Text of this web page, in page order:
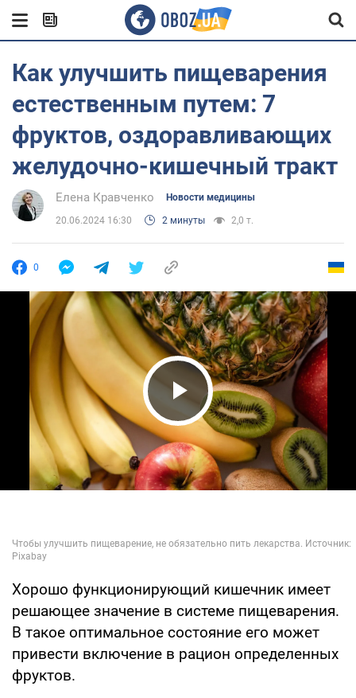
Как улучшить пищеварения
естественным путем: 7
фруктов, оздоравливающих
желудочно-кишечный тракт
Елена Кравченко Новости медицины
20.06.2024 16:30 2 минуты 2,0 т.
0
Play Video
Хорошо функционирующий кишечник имеет
решающее значение в системе пищеварения.
В такое оптимальное состояние его может
привести включение в рацион определенных
фруктов.